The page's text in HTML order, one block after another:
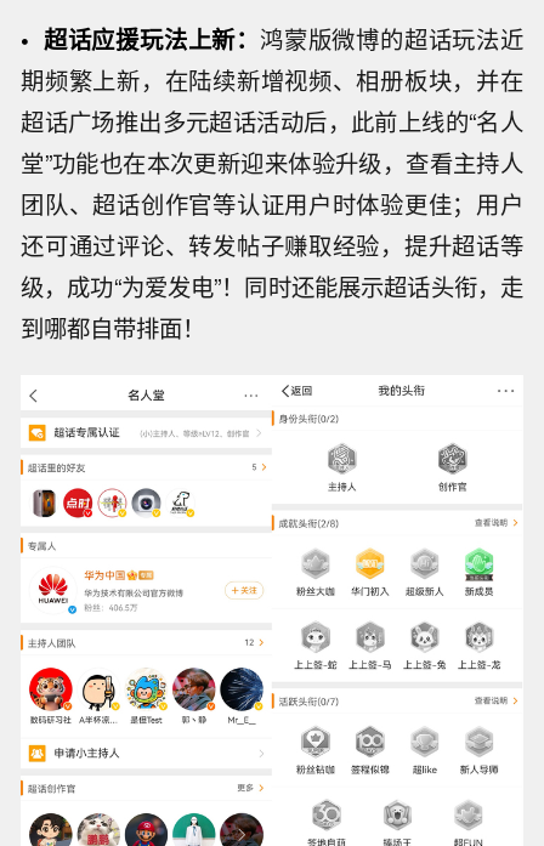
• 超话应援玩法上新： 鸿蒙版微博的超话玩法近
期频繁上新，在陆续新增视频、相册板块，并在
超话广场推出多元超话活动后，此前上线的“名人
堂”功能也在本次更新迎来体验升级，查看主持人
团队、超话创作官等认证用户时体验更佳；用户
还可通过评论、转发帖子赚取经验，提升超话等
级，成功“为爱发电”！同时还能展示超话头衔，走
到哪都自带排面！